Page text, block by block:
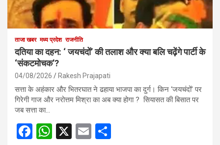
ताजा खबर मध्य प्रदेश राजनीति
दतिया का दहन: ‘ जयचंदों’ की तलाश और क्या बलि चढ़ेंगे पार्टी के
‘संकटमोचक’?
04/08/2026 Rakesh Prajapati
सत्ता के अहंकार और भितरघात ने ढहाया भाजपा का दुर्ग। किन ‘जयचंदों’ पर
गिरेगी गाज और नरोत्तम मिश्रा का अब क्या होगा ? सियासत की बिसात पर
जब सत्ता का…
F
W X
E